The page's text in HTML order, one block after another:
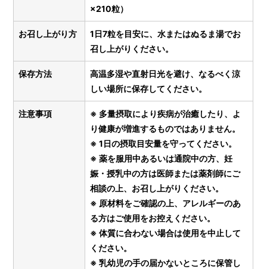
×210粒）
お召し上がり方
1日7粒を目安に、水またはぬるま湯でお
召し上がりください。
保存方法
高温多湿や直射日光を避け、なるべく涼
しい場所に保存してください。
注意事項
※ 多量摂取により疾病が治癒したり、よ
り健康が増進するものではありません。
※ 1日の摂取目安量を守ってください。
※ 薬を服用中あるいは通院中の方、妊
娠・授乳中の方は医師または薬剤師にご
相談の上、お召し上がりください。
※ 原材料をご確認の上、アレルギーのあ
る方はご使用をお控えください。
※ 体質に合わない場合は使用を中止して
ください。
※ 乳幼児の手の届かないところに保管し